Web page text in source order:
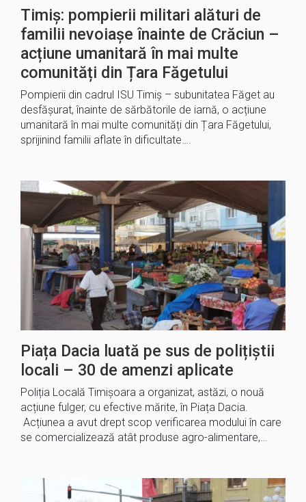
Timiș: pompierii militari alături de
familii nevoiașe înainte de Crăciun –
acțiune umanitară în mai multe
comunități din Țara Făgetului
Pompierii din cadrul ISU Timiș – subunitatea Făget au
desfășurat, înainte de sărbătorile de iarnă, o acțiune
umanitară în mai multe comunități din Țara Făgetului,
sprijinind familii aflate în dificultate….
Piața Dacia luată pe sus de polițiștii
locali – 30 de amenzi aplicate
Poliția Locală Timișoara a organizat, astăzi, o nouă
acțiune fulger, cu efective mărite, în Piața Dacia.
Acțiunea a avut drept scop verificarea modului în care
se comercializează atât produse agro-alimentare,…